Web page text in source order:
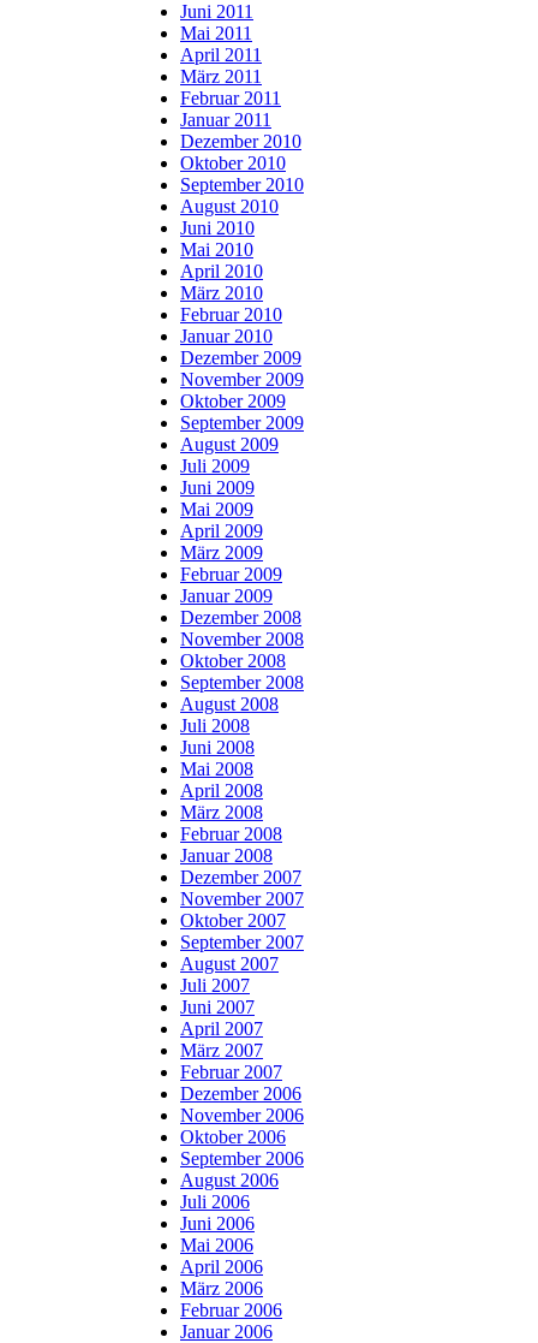
Juni 2011
Mai 2011
April 2011
März 2011
Februar 2011
Januar 2011
Dezember 2010
Oktober 2010
September 2010
August 2010
Juni 2010
Mai 2010
April 2010
März 2010
Februar 2010
Januar 2010
Dezember 2009
November 2009
Oktober 2009
September 2009
August 2009
Juli 2009
Juni 2009
Mai 2009
April 2009
März 2009
Februar 2009
Januar 2009
Dezember 2008
November 2008
Oktober 2008
September 2008
August 2008
Juli 2008
Juni 2008
Mai 2008
April 2008
März 2008
Februar 2008
Januar 2008
Dezember 2007
November 2007
Oktober 2007
September 2007
August 2007
Juli 2007
Juni 2007
April 2007
März 2007
Februar 2007
Dezember 2006
November 2006
Oktober 2006
September 2006
August 2006
Juli 2006
Juni 2006
Mai 2006
April 2006
März 2006
Februar 2006
Januar 2006